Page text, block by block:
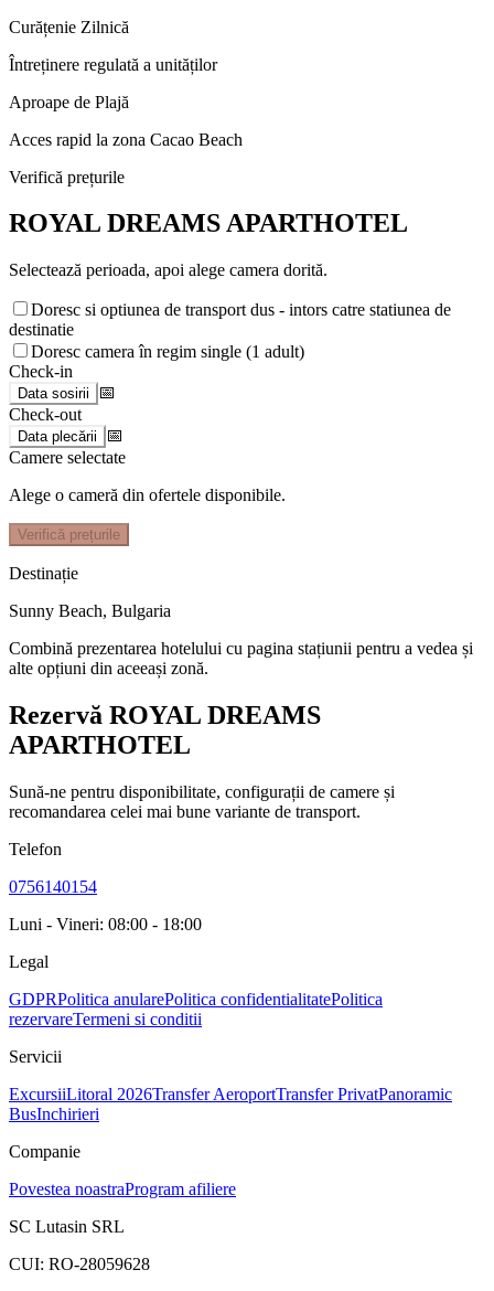
Curățenie Zilnică
Întreținere regulată a unităților
Aproape de Plajă
Acces rapid la zona Cacao Beach
Verifică prețurile
ROYAL DREAMS APARTHOTEL
Selectează perioada, apoi alege camera dorită.
Doresc si optiunea de transport dus - intors catre statiunea de
destinatie
Doresc camera în regim single (1 adult)
Check-in
Data sosirii
📅
Check-out
Data plecării
📅
Camere selectate
Alege o cameră din ofertele disponibile.
Verifică prețurile
Destinație
Sunny Beach, Bulgaria
Combină prezentarea hotelului cu pagina stațiunii pentru a vedea și
alte opțiuni din aceeași zonă.
Rezervă ROYAL DREAMS
APARTHOTEL
Sună-ne pentru disponibilitate, configurații de camere și
recomandarea celei mai bune variante de transport.
Telefon
0756140154
Luni - Vineri: 08:00 - 18:00
Legal
GDPRPolitica anularePolitica confidentialitatePolitica
rezervareTermeni si conditii
Servicii
ExcursiiLitoral 2026Transfer AeroportTransfer PrivatPanoramic
BusInchirieri
Companie
Povestea noastraProgram afiliere
SC Lutasin SRL
CUI: RO-28059628